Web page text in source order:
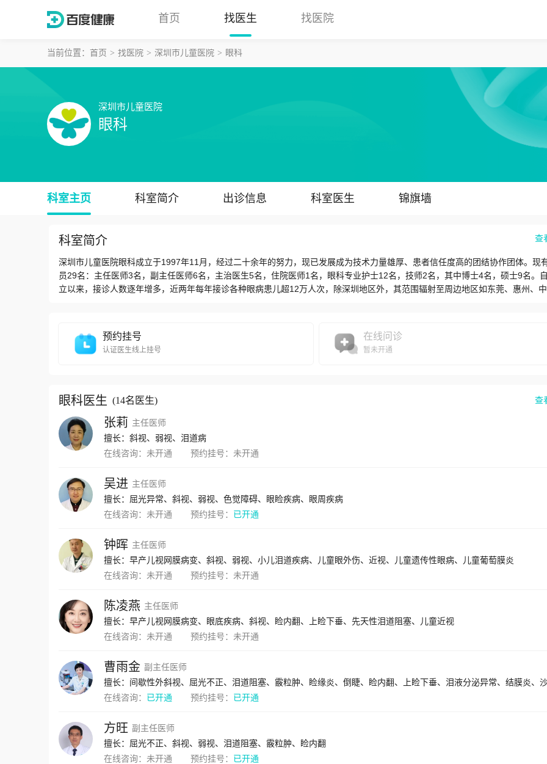
首页 找医生 找医院
当前位置： 首页 找医院 深圳市儿童医院 眼科
深圳市儿童医院
眼科
科室主页 科室简介 出诊信息 科室医生 锦旗墙
科室简介 查
深圳市儿童医院眼科成立于1997年11月，经过二十余年的努力，现已发展成为技术力量雄厚、患者信任度高的团结协作团体。现
员29名：主任医师3名，副主任医师6名，主治医生5名，住院医师1名，眼科专业护士12名，技师2名，其中博士4名，硕士9名。
立以来，接诊人数逐年增多，近两年每年接诊各种眼病患儿超12万人次，除深圳地区外，其范围辐射至周边地区如东莞、惠州、中
视网膜病变等的诊治方面有独特之处，在深圳及周边地区处于领先地位，也是目前深圳地区开展早产儿视网膜病变筛查和治疗的两
之一。此外，在国内率先开展儿童遗传眼病的临床治疗研究。每位医师都有1-2个亚专业重点专攻，每年进修1-2人次，做到重点培
体提高。近几年科室成员注重临床和科研结合，2016年眼科综合科研实力排名深圳市第三名。近年来申请并获批市级课题12项，
裂隙灯、光学相干断层扫描仪、综合验光仪、眼前段综合分析仪以及各种弱视治疗仪和完整的检影验光设备。
预约挂号
认证医生线上挂号
在线问诊
暂未开通
眼科医生 (14名医生) 查
张莉 主任医师
擅长：斜视、弱视、泪道病
在线咨询： 未开通 预约挂号： 未开通
吴进 主任医师
擅长：屈光异常、斜视、弱视、色觉障碍、眼睑疾病、眼周疾病
在线咨询： 未开通 预约挂号： 已开通
钟晖 主任医师
擅长：早产儿视网膜病变、斜视、弱视、小儿泪道疾病、儿童眼外伤、近视、儿童遗传性眼病、儿童葡萄膜炎
在线咨询： 未开通 预约挂号： 未开通
陈凌燕 主任医师
擅长：早产儿视网膜病变、眼底疾病、斜视、睑内翻、上睑下垂、先天性泪道阻塞、儿童近视
在线咨询： 未开通 预约挂号： 未开通
曹雨金 副主任医师
在线咨询： 已开通 预约挂号： 已开通
方旺 副主任医师
擅长：屈光不正、斜视、弱视、泪道阻塞、霰粒肿、睑内翻
在线咨询： 未开通 预约挂号： 已开通